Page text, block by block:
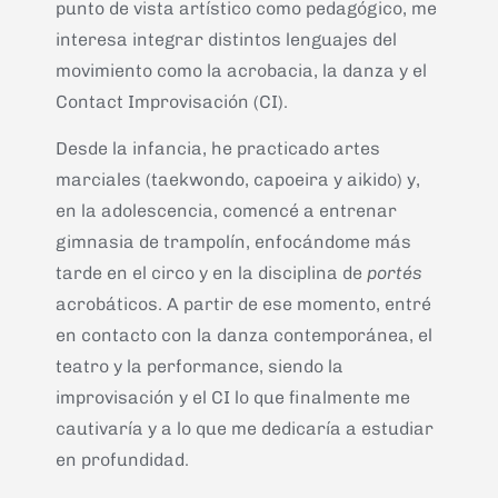
punto de vista artístico como pedagógico, me
interesa integrar distintos lenguajes del
movimiento como la acrobacia, la danza y el
Contact Improvisación (CI).
Desde la infancia, he practicado artes
marciales (taekwondo, capoeira y aikido) y,
en la adolescencia, comencé a entrenar
gimnasia de trampolín, enfocándome más
tarde en el circo y en la disciplina de portés
acrobáticos. A partir de ese momento, entré
en contacto con la danza contemporánea, el
teatro y la performance, siendo la
improvisación y el CI lo que finalmente me
cautivaría y a lo que me dedicaría a estudiar
en profundidad.